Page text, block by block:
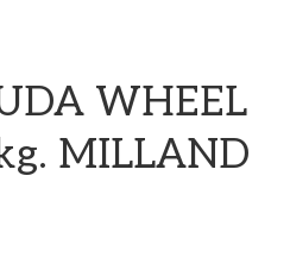
WHEEL
MILLAND